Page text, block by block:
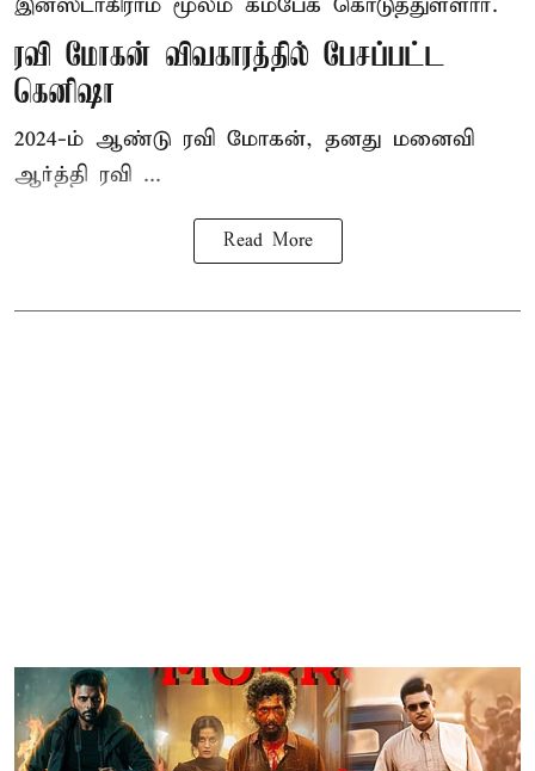
இன்ஸ்டாகிராம் மூலம் கம்பேக் கொடுத்துள்ளார்.
ரவி மோகன் விவகாரத்தில் பேசப்பட்ட
கெனிஷா
2024-ம் ஆண்டு ரவி மோகன், தனது மனைவி
ஆர்த்தி ரவி ...
Read More